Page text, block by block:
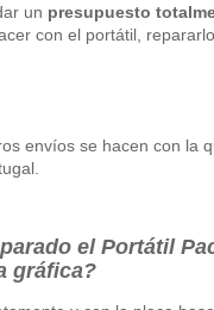
un presupuesto
con el portátil,
envíos se hacen con la
el Portátil
gráfica?